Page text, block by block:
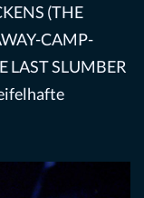
(THE
CAMP-
LAST SLUMBER